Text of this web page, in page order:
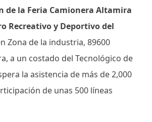
de la Feria Camionera Altamira
Recreativo y Deportivo del
Zona de la industria, 89600
a un costado del Tecnológico de
la asistencia de más de 2,000
de unas 500 líneas